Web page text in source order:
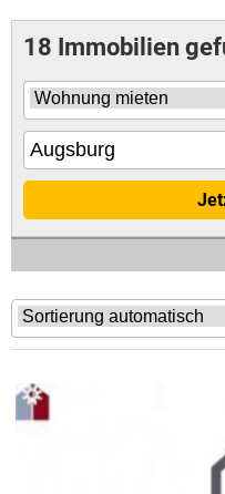
18 Immobilien